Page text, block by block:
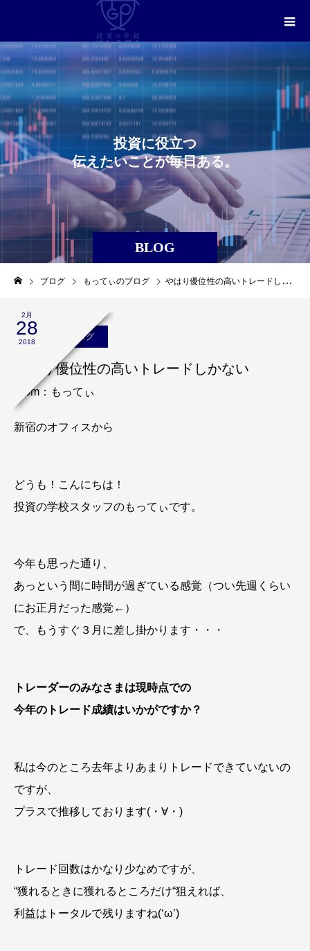
BLOG
投資に役立つ
伝え たいことが毎日ある。
ブログ もってぃのブログ やはり優位性の高いトレードしかない
2月
28
2018
もってぃのブログ
やはり優位性の高いトレードしかない
From：もってぃ
新宿のオフィスから
どうも！こんにちは！
投資の学校スタッフのもってぃです。
今年も思った通り、
あっという間に時間が過ぎている感覚（つい先週くらい
にお正月だった感覚←）
で、もうすぐ３月に差し掛かります・・・
トレーダーのみなさまは現時点での
今年のトレード成績はいかがですか？
私は今のところ去年よりあまりトレードできていないの
ですが、
プラスで推移しております(・∀・)
トレード回数はかなり少なめですが、
“獲れるときに獲れるところだけ“狙えれば、
利益はトータルで残りますね(‘ω’)